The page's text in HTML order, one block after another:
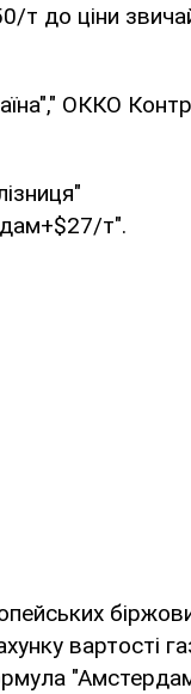
т до ціни
ОККО
т".
вартості